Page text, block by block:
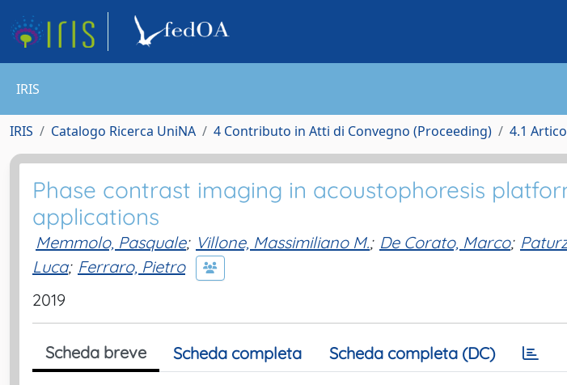
IRIS
IRIS Catalogo Ricerca UniNA 4 Contributo in Atti di Convegno (Proceeding) 4.1
Phase contrast imaging in acoustophoresis
applications
Memmolo, Pasquale; Villone, Massimiliano M.; De Corato, Marco;
Luca; Ferraro, Pietro
2019
Scheda breve Scheda completa Scheda completa (DC)